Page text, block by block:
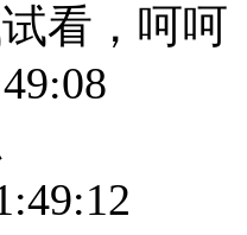
看，呵呵